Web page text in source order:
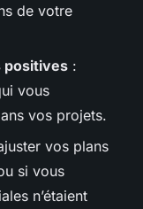
de votre
positives :
vous
vos projets.
vos plans
si vous
n’étaient